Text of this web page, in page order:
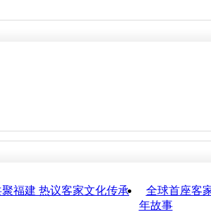
福建 热议客家文化传承
全球首座客
年故事